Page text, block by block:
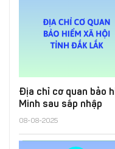
Địa chỉ cơ quan bảo
Minh sau sáp nhập
08-08-2025